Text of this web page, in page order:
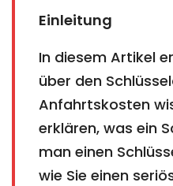
Einleitung
In diesem Artikel
über den
Anfahrtskosten
erklären, was ein
man einen
wie Sie einen